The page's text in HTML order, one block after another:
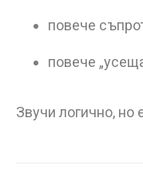
повече
повече
Звучи логично, но